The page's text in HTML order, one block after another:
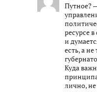
Путное?
ресурсе
и
есть, а
Куда
лично,